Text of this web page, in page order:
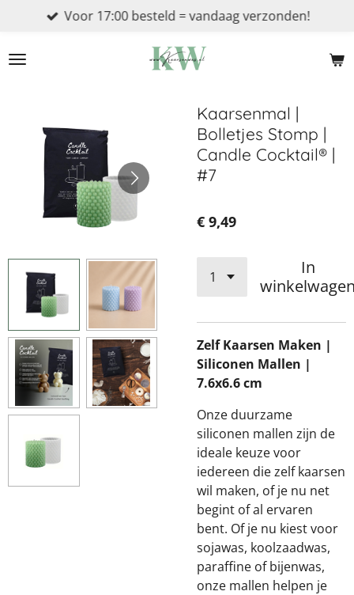
naar
Voor 17:00 besteld = vandaag verzonden!
Kaarsenmal |
Bolletjes Stomp |
Candle Cocktail® |
#7
€ 9,49
In
Zelf Kaarsen Maken |
Siliconen Mallen |
7.6x6.6 cm
Onze duurzame
siliconen mallen zijn de
ideale keuze voor
iedereen die zelf kaarsen
wil maken, of je nu net
begint of al ervaren
bent. Of je nu kiest voor
sojawas, koolzaadwas,
paraffine of bijenwas,
onze mallen helpen je